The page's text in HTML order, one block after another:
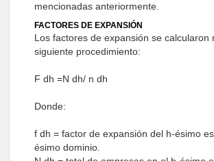
mencionadas anteriormente.
FACTORES DE EXPANSIÓN
Los factores de expansión se calcularon
siguiente procedimiento:
F dh =N dh/ n dh
Donde:
f dh = factor de expansión del h-ésimo
ésimo dominio.